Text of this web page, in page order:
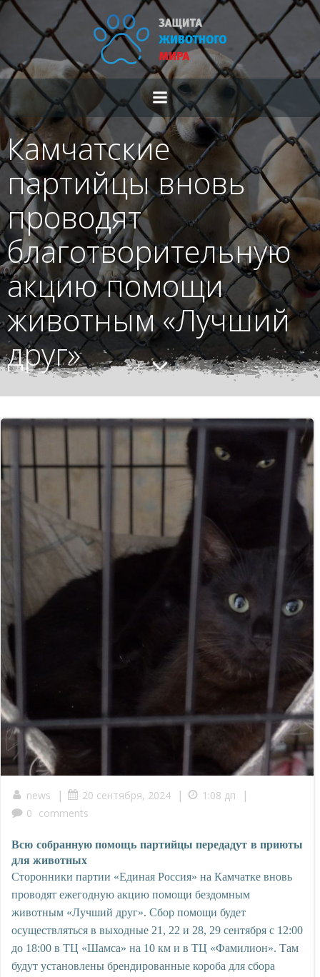
Перейти
к
содержимому
Камчатские
партийцы вновь
проводят
благотворительную
акцию помощи
животным «Лучший
друг»
news | 20 сентября, 2024 | 1:08 дп |
0 comments
Всю собранную помощь партийцы передадут в приюты
для животных
Сторонники партии «Единая Россия» на Камчатке вновь
проводят ежегодную акцию помощи бездомным
животным «Лучший друг». Сбор помощи будет
осуществляться в выходные 21, 22 и 28, 29 сентября с 12:00
до 18:00 в ТЦ «Шамса» на 10 км и в ТЦ «Фамилион». Там
будут установлены брендированные короба для сбора